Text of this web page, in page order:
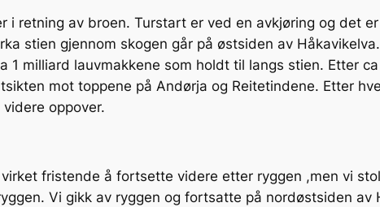
i retning av broen. Turstart er ved en avkjøring og det
stien gjennom skogen går på østsiden av
milliard lauvmakkene som holdt til langs stien. Etter
mot toppene på Andørja og Reitetindene. Etter
oppover.
fristende å fortsette videre etter ryggen ,men vi
Vi gikk av ryggen og fortsatte på nordøstsiden